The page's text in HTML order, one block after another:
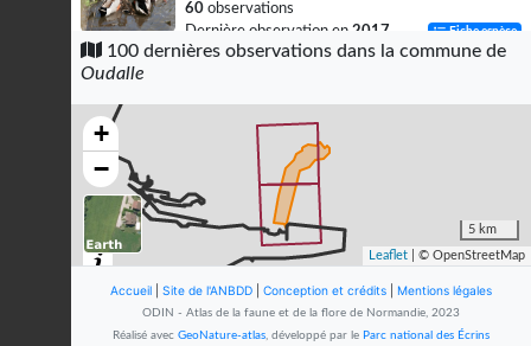
60 observations
Dernière observation en 2017 Fiche espèce
Aythya ferina(Linnaeus, 1758)
observations
Dernière observation en
Goéland argenté
Larus argentatusPontoppidan, 1763
observations
Foulque macroule
100 dernières observations dans la commune de
Oudalle
+
−
5 km
Leaflet | © OpenStreetMap
Accueil Site de l'ANBDD Conception et crédits Mentions légales
ODIN - Atlas de la faune et de la flore de Normandie, 2023
Réalisé avec GeoNature-atlas, développé par le Parc national des Écrins